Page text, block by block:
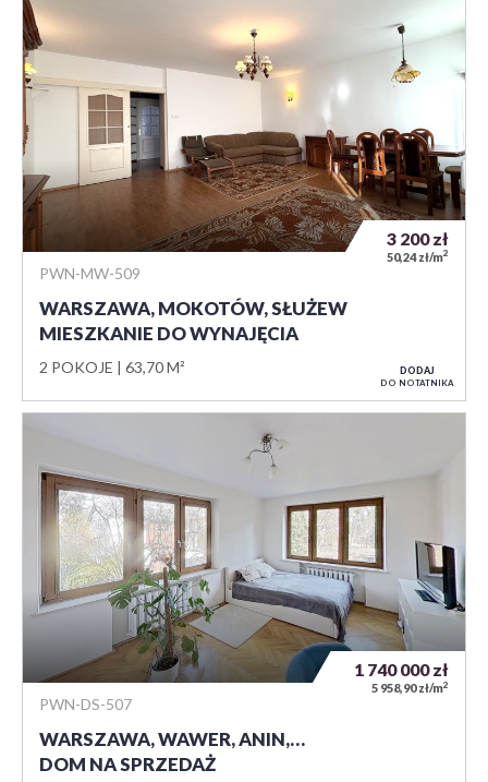
PWN-MW-509
WARSZAWA, MOKOTÓW, SŁUŻEW
MIESZKANIE DO WYNAJĘCIA
2 POKOJE 63,70 M²
3 200zł
50,24 zł/m2
DODAJ
DO NOTATNIKA
PWN-DS-507
WARSZAWA, WAWER, ANIN,…
DOM NA SPRZEDAŻ
1 740 000zł
5 958,90 zł/m2